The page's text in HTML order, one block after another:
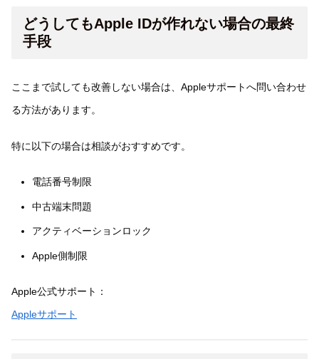
どうしてもApple IDが作れない場合の最終
手段
ここまで試しても改善しない場合は、Appleサポートへ問い合わせ
る方法があります。
特に以下の場合は相談がおすすめです。
電話番号制限
中古端末問題
アクティベーションロック
Apple側制限
Apple公式サポート：
Appleサポート